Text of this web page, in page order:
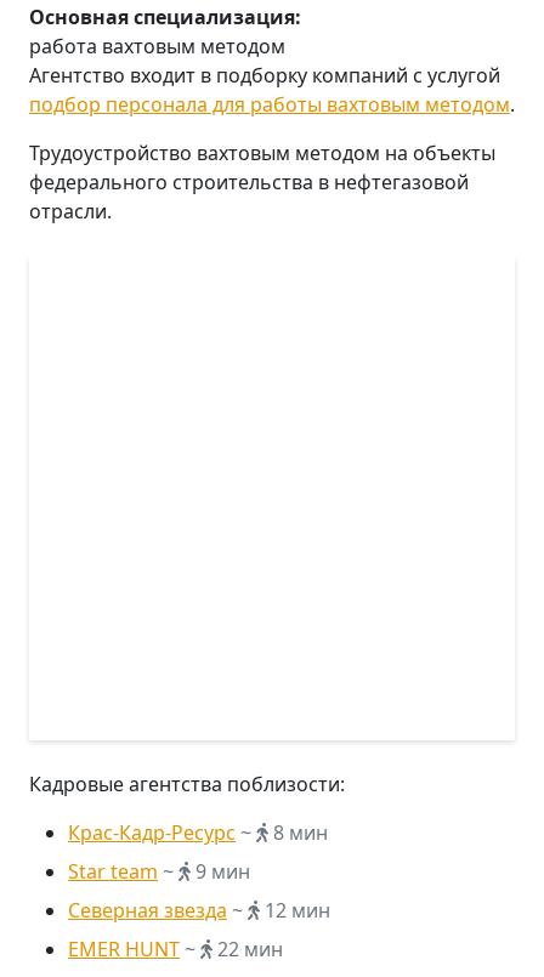
Основная специализация:
работа вахтовым методом
Агентство входит в подборку компаний с услугой
подбор персонала для работы вахтовым методом.
Трудоустройство вахтовым методом на объекты
федерального строительства в нефтегазовой
отрасли.
Кадровые агентства поблизости:
Крас-Кадр-Ресурс ~
8 мин
Star team ~
9 мин
Северная звезда ~
12 мин
EMER HUNT~ 22 мин